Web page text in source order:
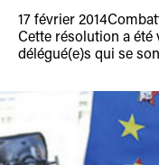
17 février 2014
Cette résolution a été
délégué(e)s qui se